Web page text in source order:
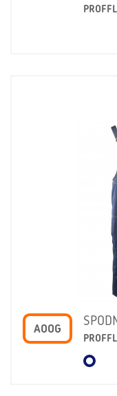
AOOG